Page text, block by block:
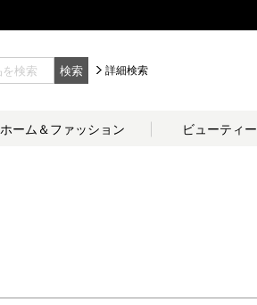
検索 詳細検索
ホーム＆ ファッション ビューティー